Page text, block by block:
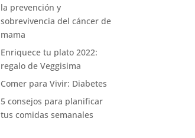
la prevención y
sobrevivencia del cáncer de
mama
Enriquece tu plato 2022:
regalo de Veggisima
Comer para Vivir: Diabetes
5 consejos para planificar
tus comidas semanales